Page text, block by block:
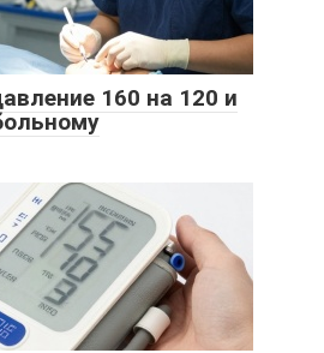
160 на 120 и